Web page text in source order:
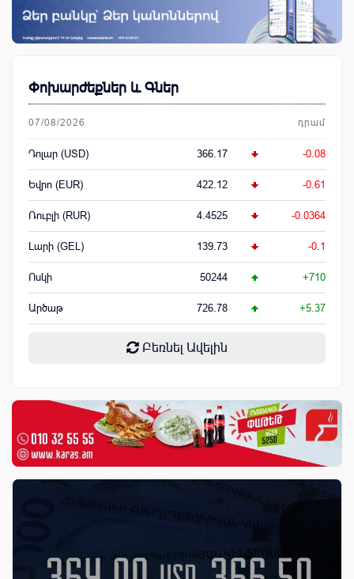
Փոխարժեքներ և Գներ
07/08/2026 դրամ
Դոլար (USD) 366.17 -0.08
Եվրո (EUR) 422.12 -0.61
Ռուբլի (RUR) 4.4525 -0.0364
Լարի (GEL) 139.73 -0.1
Ոսկի 50244 +710
Արծաթ 726.78 +5.37
Բեռնել Ավելին